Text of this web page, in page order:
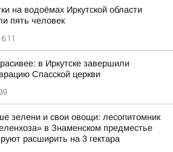
на водоёмах Иркутской области
пять человек
в Иркутске завершили
Спасской церкви
зелени и свои овощи: лесопитомник
в Знаменском предместье
расширить на 3 гектара